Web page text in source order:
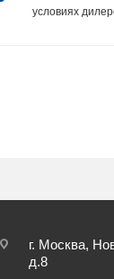
условиях
г. Москва,
д.8